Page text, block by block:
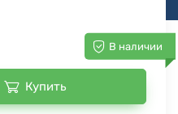
В наличии
Купить